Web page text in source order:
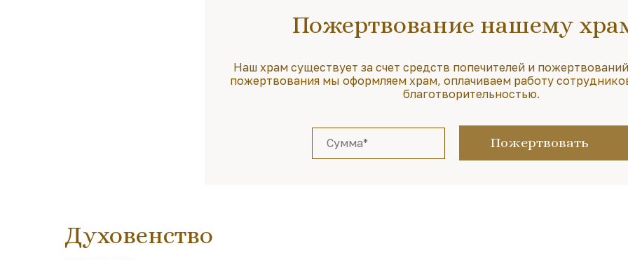
Пожертвование нашему
Наш храм существует за счет средств попечителей и
пожертвования мы оформляем храм, оплачиваем работу
благотворительностью.
Пожертвовать
Духовенство